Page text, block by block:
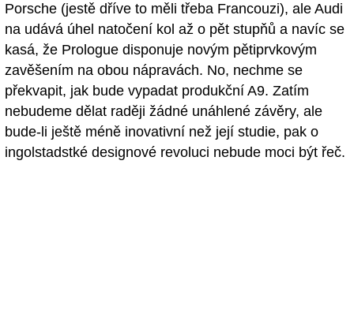
Porsche (jestě dříve to měli třeba Francouzi), ale Audi
na udává úhel natočení kol až o pět stupňů a navíc se
kasá, že Prologue disponuje novým pětiprvkovým
zavěšením na obou nápravách. No, nechme se
překvapit, jak bude vypadat produkční A9. Zatím
nebudeme dělat raději žádné unáhlené závěry, ale
bude-li ještě méně inovativní než její studie, pak o
ingolstadstké designové revoluci nebude moci být řeč.